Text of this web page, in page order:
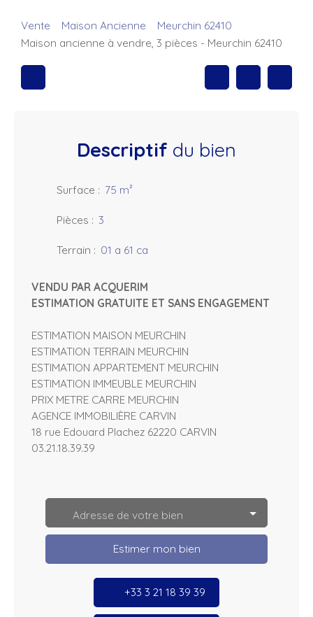
Vente Maison Ancienne
Meurchin 62410
Maison ancienne à vendre, 3 pièces - Meurchin 62410
Descriptif du bien
Surface : 75 m²
Pièces : 3
Terrain : 01 a 61 ca
VENDU PAR ACQUERIM
ESTIMATION GRATUITE ET SANS ENGAGEMENT
ESTIMATION MAISON MEURCHIN
ESTIMATION TERRAIN MEURCHIN
ESTIMATION APPARTEMENT MEURCHIN
ESTIMATION IMMEUBLE MEURCHIN
PRIX METRE CARRE MEURCHIN
AGENCE IMMOBILIÈRE CARVIN
18 rue Edouard Plachez 62220 CARVIN
03.21.18.39.39
Adresse de votre bien
Estimer mon bien
+33 3 21 18 39 39